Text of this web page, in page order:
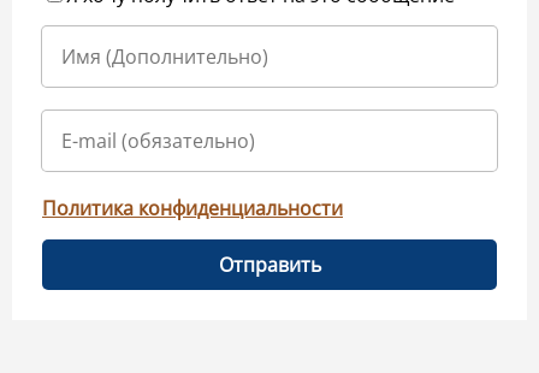
Политика конфиденциальности
Отправить